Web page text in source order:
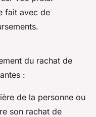
fait avec de
du rachat de
:
de la personne ou
son rachat de